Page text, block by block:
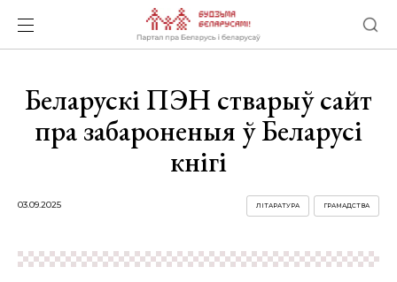
Беларускі ПЭН стварыў сайт
пра забароненыя ў Беларусі
кнігі
03.09.2025 ГРАМАДСТВА
ЛІТАРАТУРА